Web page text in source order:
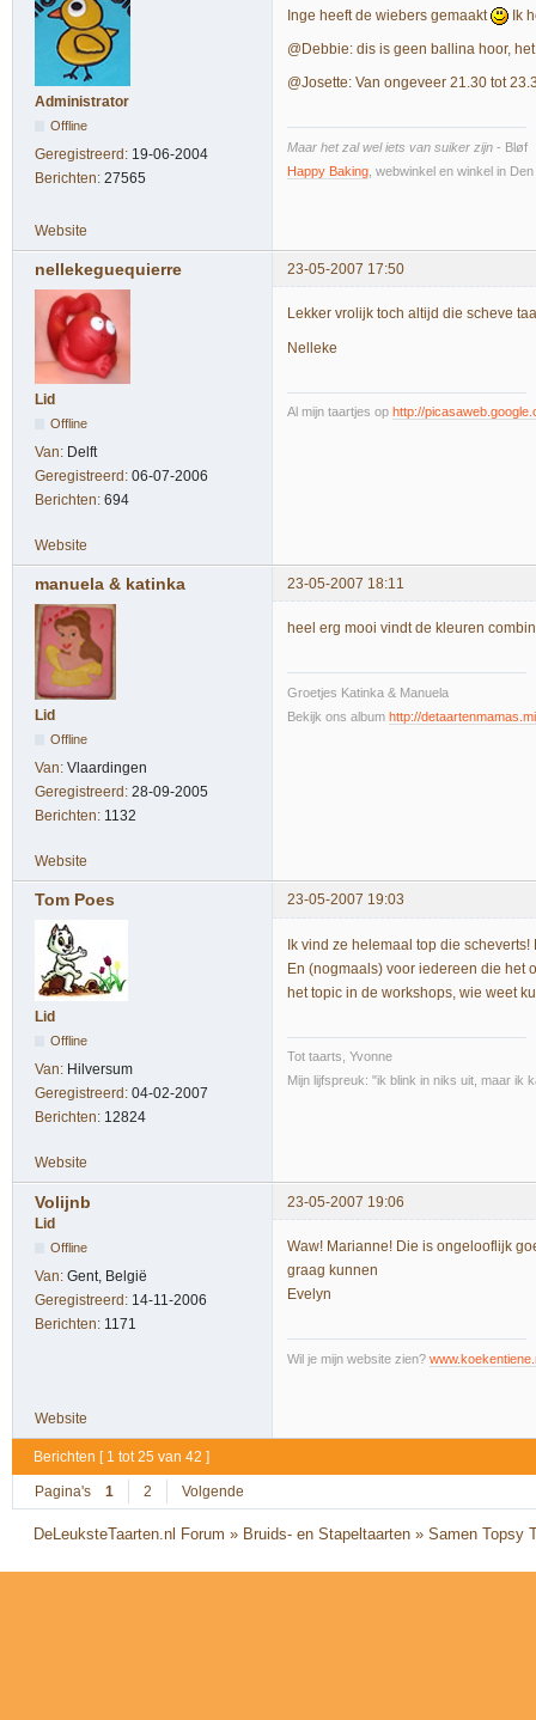
Administrator
Offline
Geregistreerd: 19-06-2004
Berichten: 27565
Inge heeft de wiebers gemaakt Ik
@Debbie: dis is geen ballina hoor,
@Josette: Van ongeveer 21.30 tot
Maar het zal wel iets van suiker zijn - Bløf
Happy Baking , webwinkel en winkel in
Website
nellekeguequierre 23-05-2007 17:50
Lid
Offline
Van: Delft
Geregistreerd: 06-07-2006
Berichten: 694
Lekker vrolijk toch altijd die scheve
Nelleke
Al mijn taartjes op http://
Website
manuela & katinka 23-05-2007 18:11
Lid
Offline
Van: Vlaardingen
Geregistreerd: 28-09-2005
Berichten: 1132
heel erg mooi vindt de kleuren
Groetjes Katinka & Manuela
Bekijk ons album http://
Website
Tom Poes 23-05-2007 19:03
Lid
Offline
Van: Hilversum
Geregistreerd: 04-02-2007
Berichten: 12824
Ik vind ze helemaal top die
En (nogmaals) voor iedereen die het
het topic in de workshops, wie weet
Tot taarts, Yvonne
Mijn lijfspreuk: "ik blink in niks uit, maar ik
Website
Volijnb
23-05-2007 19:06
Lid
Offline
Van: Gent, België
Geregistreerd: 14-11-2006
Berichten: 1171
Waw! Marianne! Die is ongelooflijk
graag kunnen
Evelyn
Wil je mijn website zien?
Website
Berichten [ 1 tot 25 van 42 ]
Pagina's 1 2 Volgende
DeLeuksteTaarten.nl Forum » Bruids- en Stapeltaarten »Samen Topsy